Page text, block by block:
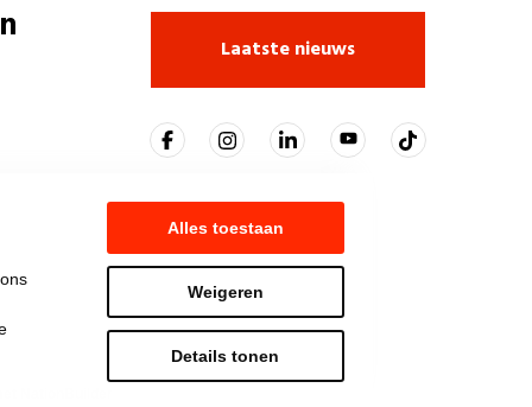
Alles toestaan
Weigeren
Details tonen
Laatste nieuws